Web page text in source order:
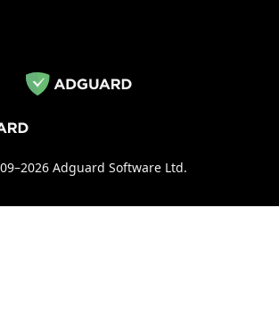
Adguard Software Ltd.